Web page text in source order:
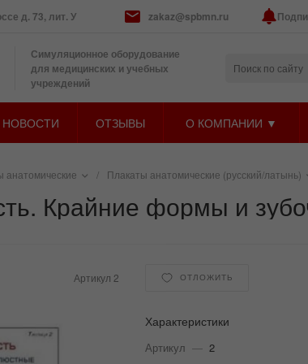
д. 73, лит. У zakaz@spbmn.ru
Симуляционное оборудование
для медицинских и учебных
учреждений
НОВОСТИ ОТЗЫВЫ О КОМПАНИИ ▼
анатомические / Плакаты анатомические (русский/латынь)
Крайние формы и
Артикул 2 ОТЛОЖИТЬ
Характеристики
Артикул — 2